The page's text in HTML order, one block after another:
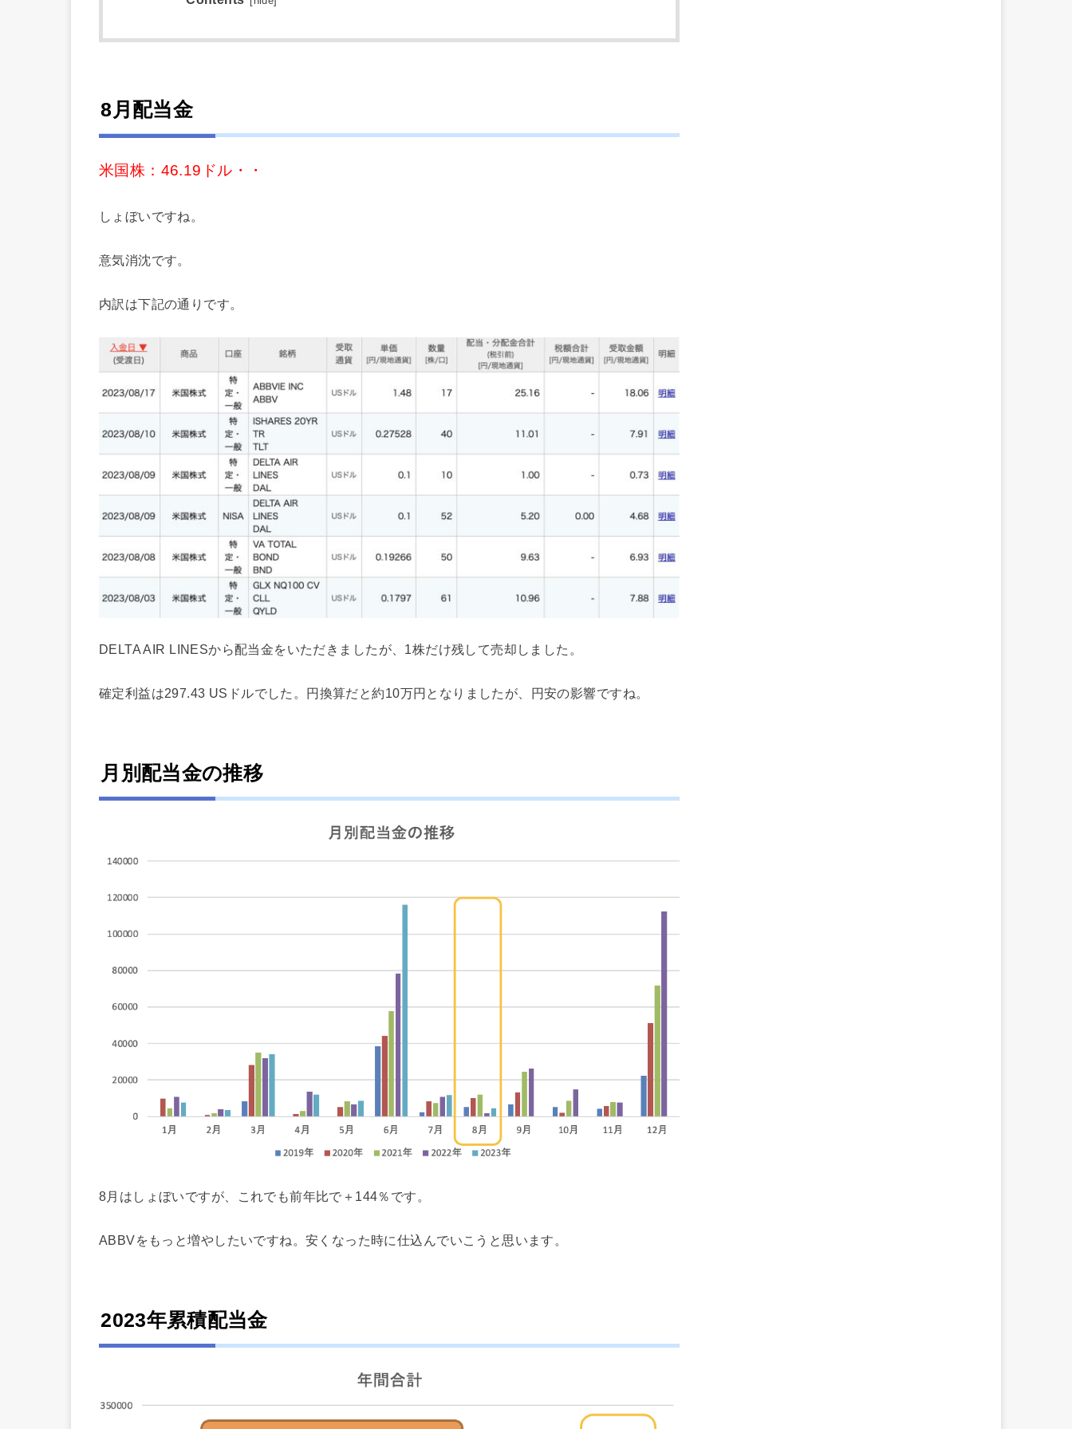
8月配当金
米国株：46.19ドル・・
しょぼいですね。
意気消沈です。
内訳は下記の通りです。
DELTA AIR LINESから配当金をいただきましたが、1株だけ残して売却しました。
確定利益は297.43 USドルでした。円換算だと約10万円となりましたが、円安の影響ですね。
月別配当金の推移
8月はしょぼいですが、これでも前年比で＋144％です。
ABBVをもっと増やしたいですね。安くなった時に仕込んでいこうと思います。
2023年累積配当金